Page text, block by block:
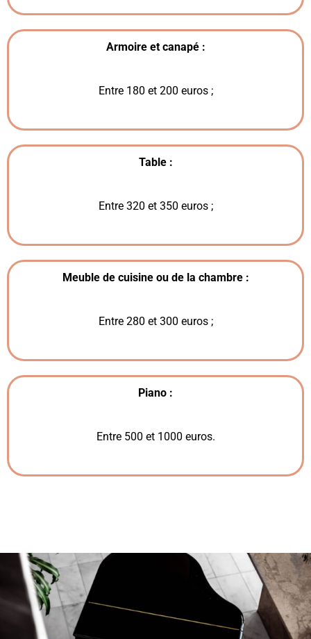
Armoire et canapé :
Entre 180 et 200 euros ;
Table :
Entre 320 et 350 euros ;
Meuble de cuisine ou de la chambre :
Entre 280 et 300 euros ;
Piano :
Entre 500 et 1000 euros.